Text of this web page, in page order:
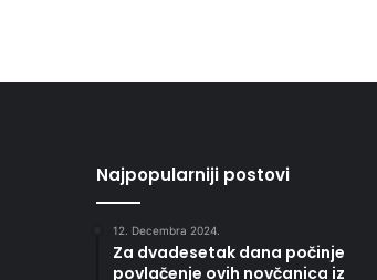
Najpopularniji postovi
12. Decembra 2024.
Za dvadesetak dana počinje
povlačenje ovih novčanica iz